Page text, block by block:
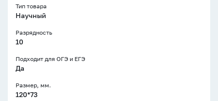
Тип товара
Научный
Разрядность
10
Подходит для ОГЭ и ЕГЭ
Да
Размер, мм.
120*73